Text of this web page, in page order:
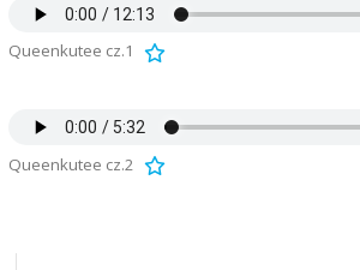
Queenkutee cz.1
Queenkutee cz.2